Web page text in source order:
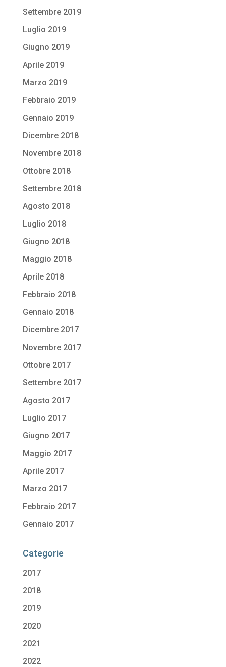
Settembre 2019
Luglio 2019
Giugno 2019
Aprile 2019
Marzo 2019
Febbraio 2019
Gennaio 2019
Dicembre 2018
Novembre 2018
Ottobre 2018
Settembre 2018
Agosto 2018
Luglio 2018
Giugno 2018
Maggio 2018
Aprile 2018
Febbraio 2018
Gennaio 2018
Dicembre 2017
Novembre 2017
Ottobre 2017
Settembre 2017
Agosto 2017
Luglio 2017
Giugno 2017
Maggio 2017
Aprile 2017
Marzo 2017
Febbraio 2017
Gennaio 2017
Categorie
2017
2018
2019
2020
2021
2022